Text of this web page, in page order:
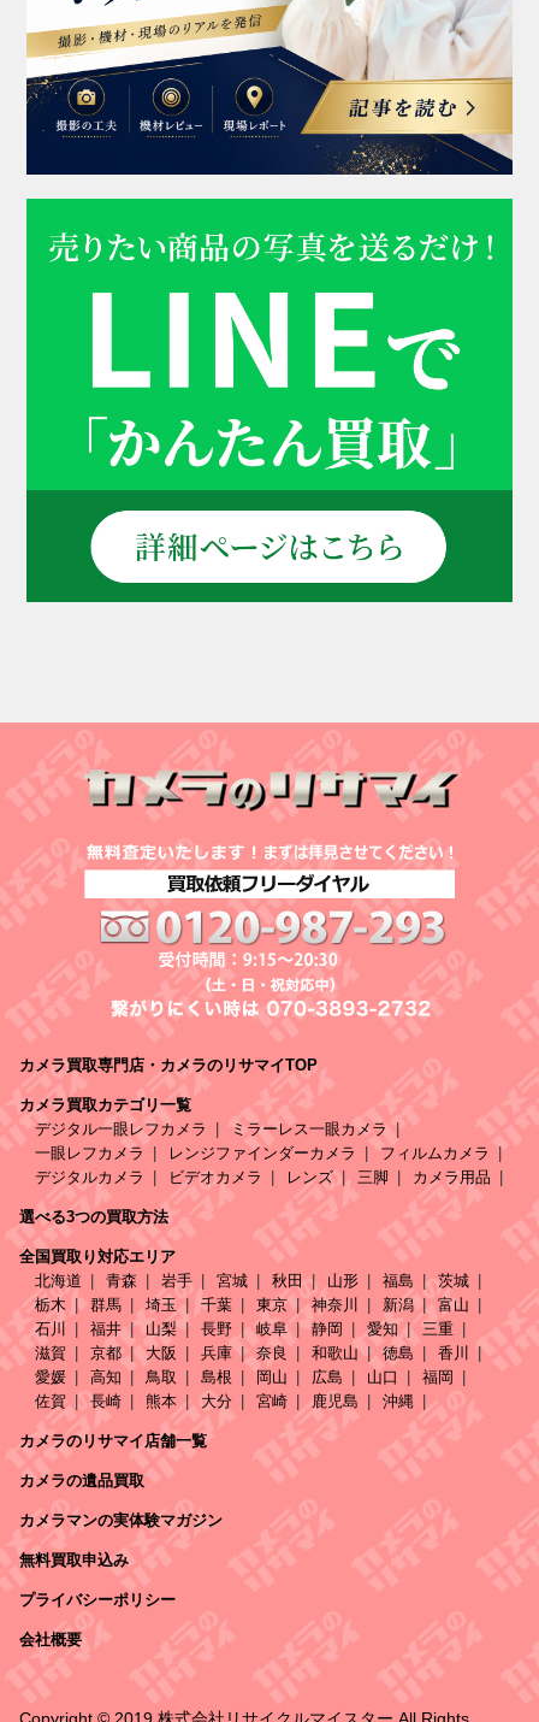
カメラ買取専門店・カメラのリサマイTOP
カメラ買取カテゴリ一覧
デジタル一眼レフカメラ
ミラーレス一眼カメラ
一眼レフカメラ
レンジファインダーカメラ
フィルムカメラ
デジタルカメラ
ビデオカメラ レンズ 三脚 カメラ用品
選べる3つの買取方法
全国買取り対応エリア
北海道
青森 岩手 宮城 秋田 山形 福島
茨城
栃木
群馬 埼玉 千葉 東京 神奈川 新潟
富山
石川
福井 山梨 長野 岐阜 静岡 愛知
三重
滋賀
京都 大阪 兵庫 奈良 和歌山 徳島
香川
愛媛
高知 鳥取 島根 岡山 広島 山口
福岡
佐賀
長崎 熊本 大分 宮崎 鹿児島 沖縄
カメラのリサマイ店舗一覧
カメラの遺品買取
カメラマンの実体験マガジン
無料買取申込み
プライバシーポリシー
会社概要